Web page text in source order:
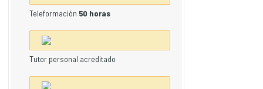
Teleformación 50 horas
Tutor personal acreditado